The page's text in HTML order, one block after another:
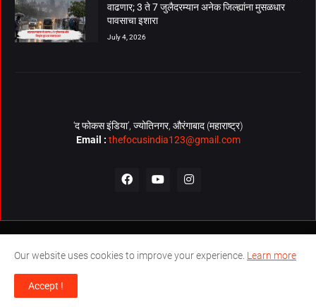
वाढणार; 3 ते 7 जुलैदरम्यान अनेक जिल्ह्यांना मुसळधार
पावसाचा इशारा
July 4, 2026
‘द फोकस इंडिया’, ज्योतिनगर, औरंगाबाद (महाराष्ट्र)
Email : thefocusindia123@gmail.com
© Copyrights 2026. All Rights Reserved. Technical Support by
About Us Contact Us The Focus India Policy
Our website uses cookies to improve your experience. Learn more
Accept !